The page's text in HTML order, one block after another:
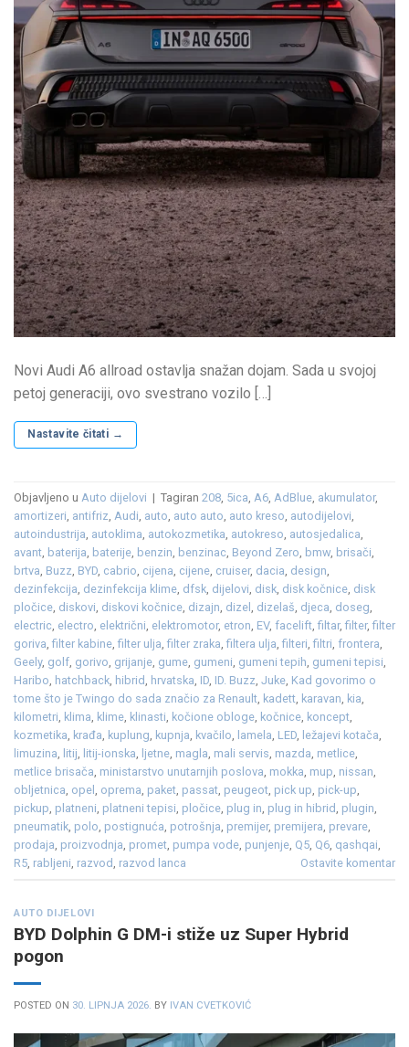
Novi Audi A6 allroad ostavlja snažan dojam. Sada u svojoj
petoj generaciji, ovo svestrano vozilo […]
Nastavite čitati →
Objavljeno u Auto dijelovi | Tagiran 208 5ica A6 AdBlue akumulator,
amortizeri antifriz Audi auto auto auto auto kreso autodijelovi
autoindustrija autoklima autokozmetika autokreso autosjedalica
avant baterija baterije benzin benzinac Beyond Zero bmw brisači
brtva Buzz BYD cabrio cijena cijene cruiser, dacia design
dezinfekcija dezinfekcija klime dfsk dijelovi disk disk kočnice disk
pločice diskovi diskovi kočnice dizajn dizel dizelaš djeca doseg
electric electro električni elektromotor, etron EV, facelift ,filtar,filter,filter
goriva ,filter kabine ,filter ulja ,filter zraka ,filtera ulja ,filteri ,filtri frontera
Geely, golf gorivo grijanje gume gumeni gumeni tepih gumeni tepisi
Haribo hatchback hibrid hrvatska ID ID. Buzz Juke Kad govorimo o
tome što je Twingo do sada značio za Renault kadett karavan kia
kilometri klima klime klinasti kočione obloge kočnice koncept
kozmetika krađa kuplung kupnja kvačilo lamela LED ležajevi kotača
limuzina litij litij-ionska ljetne magla mali servis mazda metlice
metlice brisača ministarstvo unutarnjih poslova mokka mup nissan
obljetnica opel oprema paket passat peugeot pick up pick-up
pickup platneni platneni tepisi pločice plug in plug in hibrid plugin
pneumatik polo postignuća potrošnja premijer, premijera prevare
prodaja proizvodnja promet pumpa vode punjenje Q5 Q6 qashqai
R5 rabljeni razvod razvod lanca Ostavite komentar
AUTO DIJELOVI
BYD Dolphin G DM-i stiže uz Super Hybrid
pogon
POSTED ON 30. LIPNJA 2026. BY IVAN CVETKOVIĆ